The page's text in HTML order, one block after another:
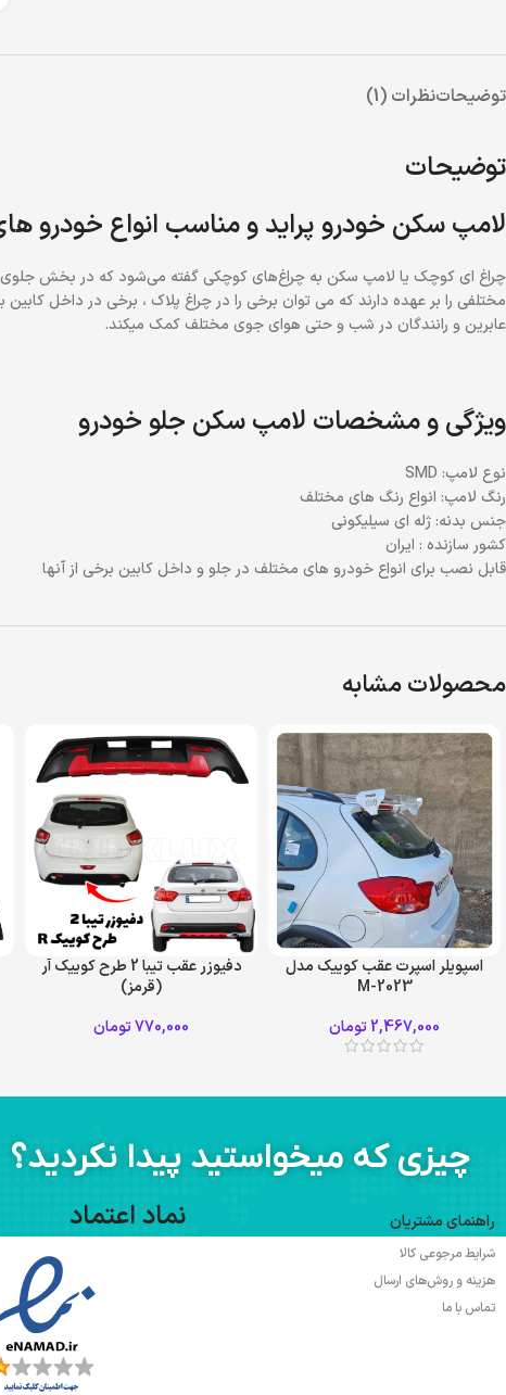
توضیحاتنظرات (1)
توضیحات
لامپ سکن خودرو پراید و مناسب انواع خودرو
مختلفی را بر عهده دارند که می توان برخی را در چراغ پلاک ، برخی در داخل
عابرین و رانندگان در شب و حتی هوای جوی مختلف کمک میکند.
ویژگی و مشخصات لامپ سکن جلو خودرو
نوع لامپ: SMD
رنگ لامپ: انواع رنگ های مختلف
جنس بدنه: ژله ای سیلیکونی
کشور سازنده : ایران
قابل نصب برای انواع خودرو های مختلف در جلو و داخل کابین برخی از آنها
محصولات مشابه
سفید قرمز
اسپویلر اسپرت عقب کوییک مدل
M-2023
2,467,000تومان
دفیوزر عقب تیبا 2 طرح کوییک آر
(قرمز)
770,000تومان
چیزی که میخواستید پیدا نکردید؟
راهنمای مشتریان
شرایط مرجوعی کالا
هزینه و روش‌های ارسال
تماس با ما
نماد اعتماد